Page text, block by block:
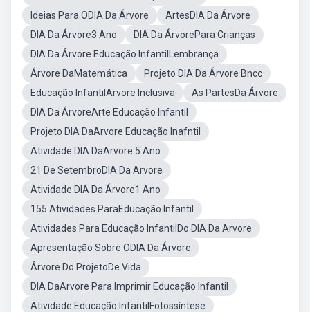
Ideias Para ODIA Da Árvore
ArtesDIA Da Árvore
DIA Da Árvore3 Ano
DIA Da ÁrvorePara Crianças
DIA Da Árvore Educação InfantilLembrança
Árvore DaMatemática
Projeto DIA Da Árvore Bncc
Educação InfantilArvore Inclusiva
As PartesDa Árvore
DIA Da ÁrvoreArte Educação Infantil
Projeto DIA DaArvore Educação Inafntil
Atividade DIA DaArvore 5 Ano
21 De SetembroDIA Da Arvore
Atividade DIA Da Árvore1 Ano
155 Atividades ParaEducação Infantil
Atividades Para Educação InfantilDo DIA Da Arvore
Apresentação Sobre ODIA Da Árvore
Árvore Do ProjetoDe Vida
DIA DaArvore Para Imprimir Educação Infantil
Atividade Educação InfantilFotossíntese